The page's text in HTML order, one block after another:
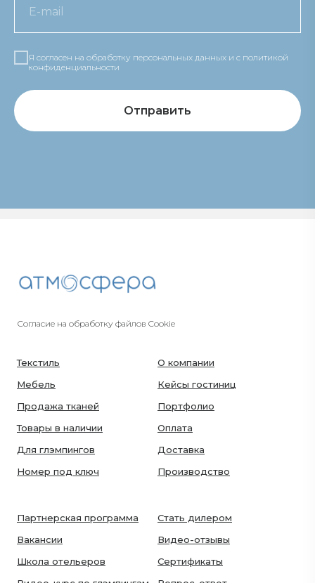
Я согласен на обработку персональных данных и c политикой
конфиденциальности
Отправить
Согласие на обработку файлов Cookie
Текстиль
Мебель
Продажа тканей
Товары в наличии
Для глэмпингов
Номер под ключ
О компании
Кейсы гостиниц
Портфолио
Оплата
Доставка
Производство
Партнерская программа
Вакансии
Школа отельеров
Стать дилером
Видео-отзывы
Сертификаты